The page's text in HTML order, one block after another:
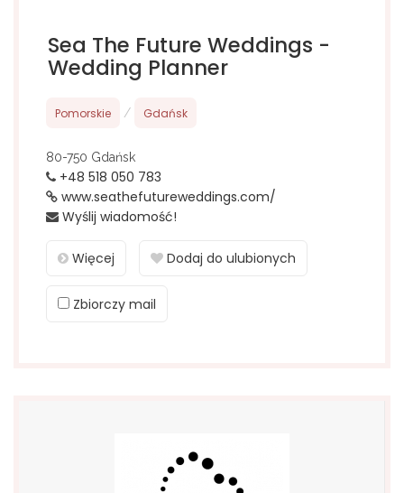
Sea The Future Weddings -
Wedding Planner
Pomorskie / Gdańsk
80-750 Gdańsk
+48 518 050 783
www.seathefutureweddings.com/
Wyślij wiadomość!
Więcej Dodaj do ulubionych
Zbiorczy mail